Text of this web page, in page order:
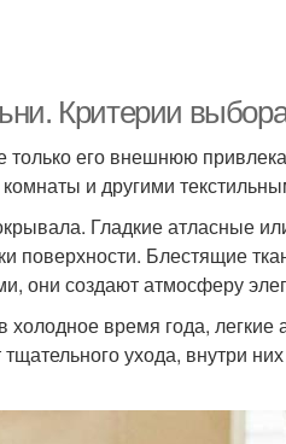
Критерии
его внешнюю
и другими
Гладкие атласные
поверхности. Блестящие
они создают атмосферу
время года,
ухода, внутри